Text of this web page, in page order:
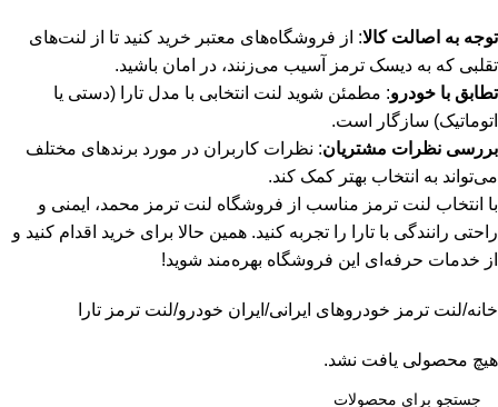
توجه به اصالت کالا: از فروشگاه‌های معتبر خرید کنید تا از لنت‌های
تقلبی که به دیسک ترمز آسیب می‌زنند، در امان باشید.
تطابق با خودرو: مطمئن شوید لنت انتخابی با مدل تارا (دستی یا
اتوماتیک) سازگار است.
بررسی نظرات مشتریان: نظرات کاربران در مورد برندهای مختلف
می‌تواند به انتخاب بهتر کمک کند.
با انتخاب لنت ترمز مناسب از فروشگاه لنت ترمز محمد، ایمنی و
راحتی رانندگی با تارا را تجربه کنید. همین حالا برای خرید اقدام کنید و
از خدمات حرفه‌ای این فروشگاه بهره‌مند شوید!
خانه لنت ترمز خودروهای ایرانی ایران خودرو لنت ترمز تارا
هیچ محصولی یافت نشد.